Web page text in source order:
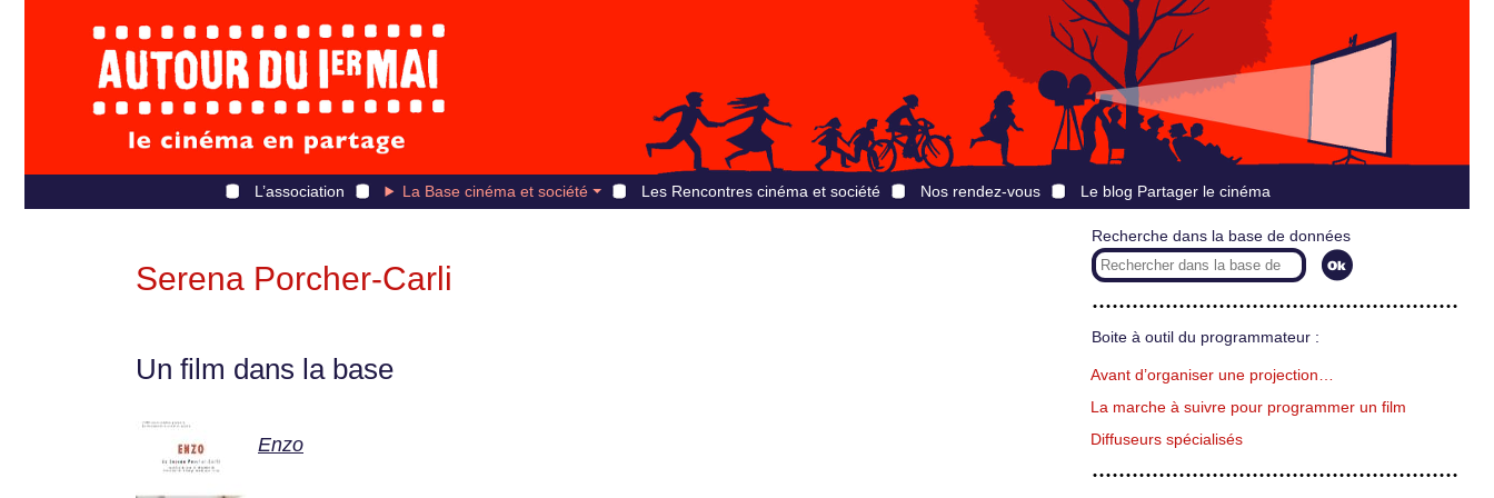
L’association La Base cinéma et société Les Rencontres cinéma et société Nos rendez-vous Le blog Partager le cinéma
Serena Porcher-Carli
Un film dans la base
Enzo
Recherche dans la base de données
Boite à outil du programmateur :
Avant d’organiser une projection…
La marche à suivre pour programmer un film
Diffuseurs spécialisés